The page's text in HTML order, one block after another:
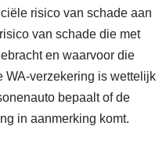
risico van schade aan
van schade die met
en waarvoor die
WA-verzekering is wettelijk
bepaalt of de
in aanmerking komt.